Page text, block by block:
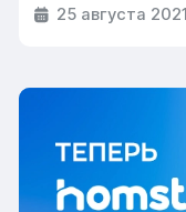
25 августа 2021